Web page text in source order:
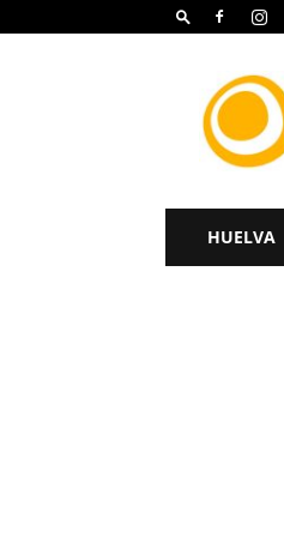
Huelva
Costa
HUELVA